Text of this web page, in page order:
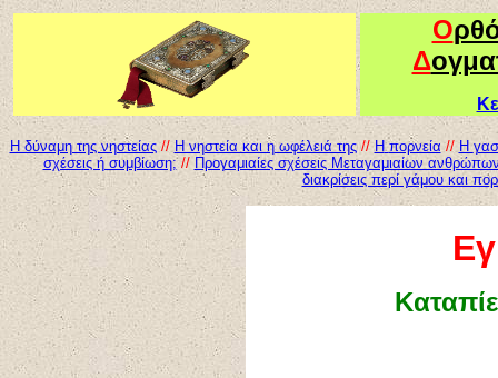
Ο
Δ
Η δύναμη της νηστείας// Η νηστεία και η ωφέλειά της//Η πορνεία // H
σχέσεις ή συμβίωση;// Προγαμιαίες σχέσεις Μεταγαμιαίων
διακρίσεις περί γάμου και
Κ